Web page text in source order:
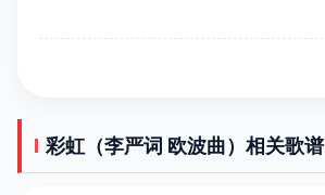
彩虹（李严词 欧波曲）相关歌谱